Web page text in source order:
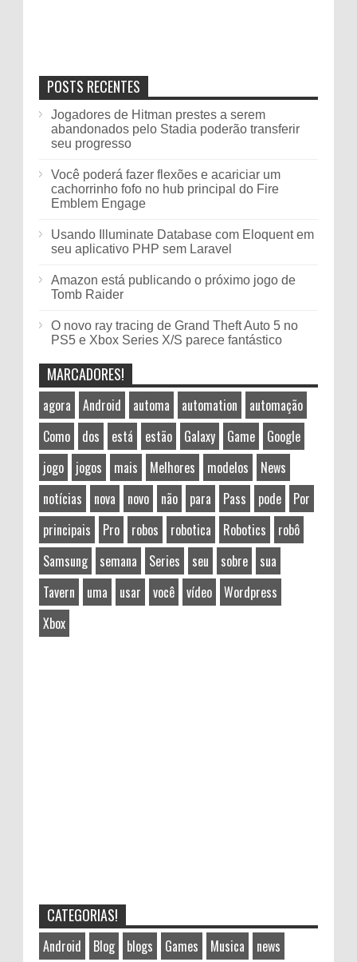
POSTS RECENTES
Jogadores de Hitman prestes a serem
abandonados pelo Stadia poderão transferir
seu progresso
Você poderá fazer flexões e acariciar um
cachorrinho fofo no hub principal do Fire
Emblem Engage
Usando Illuminate Database com Eloquent em
seu aplicativo PHP sem Laravel
Amazon está publicando o próximo jogo de
Tomb Raider
O novo ray tracing de Grand Theft Auto 5 no
PS5 e Xbox Series X/S parece fantástico
MARCADORES!
agora Android automa automation
automação
Como
dos está estão Galaxy Game
Google
jogo
jogos mais Melhores modelos
News
notícias
nova novo não para Pass pode
Por
principais
Pro robos robotica Robotics
robô
Samsung
semana Series seu sobre
sua
Tavern
uma usar você vídeo
Wordpress
Xbox
CATEGORIAS!
Android Blog blogs Games Musica news